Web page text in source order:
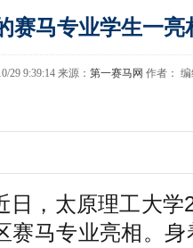
赛马专业学生一
29 9:39:14 来源： 第一赛马网 作者：
日，太原理工大学
赛马专业亮相。